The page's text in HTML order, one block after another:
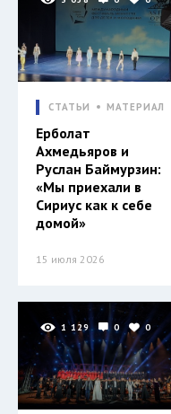
СТАТЬИ МАТЕРИАЛ
Ерболат
Ахмедьяров и
Руслан Баймурзин:
«Мы приехали в
Сириус как к себе
домой»
15 июля 2026
1 129 0 0